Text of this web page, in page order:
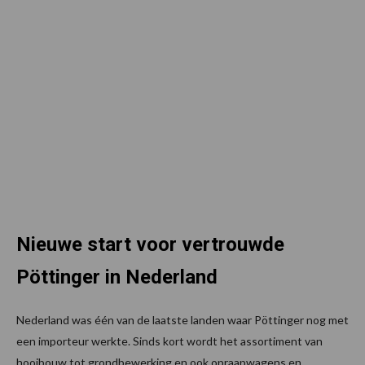
Nieuwe start voor vertrouwde
Pöttinger in Nederland
Nederland was één van de laatste landen waar Pöttinger nog met
een importeur werkte. Sinds kort wordt het assortiment van
hooibouw tot grondbewerking en ook opraapwagens en